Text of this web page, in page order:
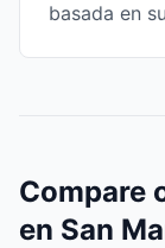
basada en
Compare
en San